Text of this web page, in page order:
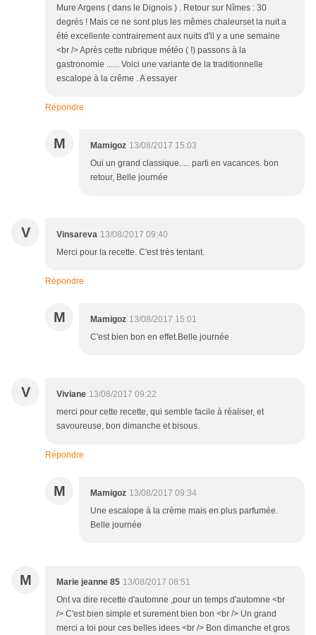
Mure Argens ( dans le Dignois ) . Retour sur Nîmes : 30
degrés ! Mais ce ne sont plus les mêmes chaleurset la nuit a
été excellente contrairement aux nuits d'il y a une semaine
<br /> Après cette rubrique météo ( !) passons à la
gastronomie ...... Voici une variante de la traditionnelle
escalope à la crême . A essayer
Répondre
M Mamigoz 13/08/2017 15:03
Oui un grand classique..... parti en vacances. bon
retour, Belle journée
V Vinsareva 13/08/2017 09:40
Merci pour la recette. C'est très tentant.
Répondre
M Mamigoz 13/08/2017 15:01
C'est bien bon en effet.Belle journée
V Viviane 13/08/2017 09:22
merci pour cette recette, qui semble facile à réaliser, et
savoureuse, bon dimanche et bisous.
Répondre
M Mamigoz 13/08/2017 09:34
Une escalope à la crème mais en plus parfumée.
Belle journée
M Marie jeanne 85 13/08/2017 08:51
Ont va dire recette d'automne ,pour un temps d'automne <br
/> C'est bien simple et surement bien bon <br /> Un grand
merci a toi pour ces belles idees <br /> Bon dimanche et gros